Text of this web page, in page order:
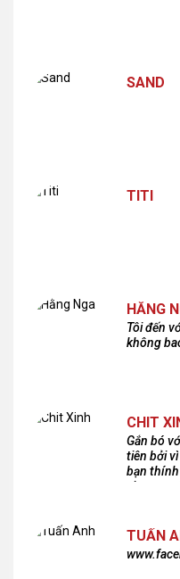
SAND
TITI
HẰNG
Tôi đến
không
CHIT
Gắn bó
tiên bởi
bạn thính
chương
TUẤN